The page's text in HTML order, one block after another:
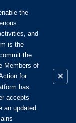
the
and
is the
the
Members of
for
has
accepts
an updated
×